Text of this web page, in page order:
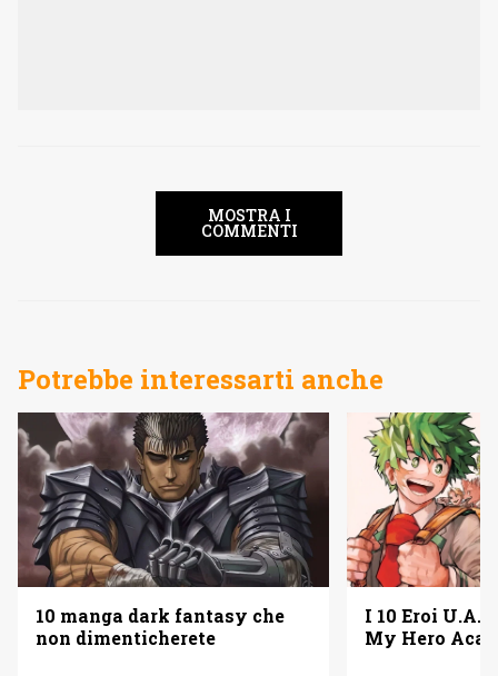
MOSTRA I
COMMENTI
Potrebbe interessarti anche
10 manga dark fantasy che
non dimenticherete
I 10 Eroi U.A.
My Hero